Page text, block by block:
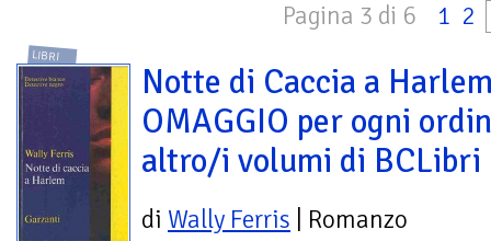
Pagina 3 di 6 1 2
LIBRI
Notte di Caccia a
OMAGGIO per ogni
altro/i volumi di BCLibri
di Wally Ferris | Romanzo